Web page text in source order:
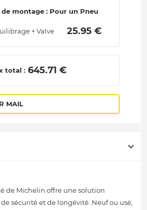
montage : Pour un Pneu
+ Valve 25.95 €
total : 645.71 €
MAIL
de Michelin offre une solution
sécurité et de longévité. Neuf ou usé,